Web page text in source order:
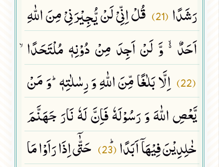
رَشَدًا (21)
قُلْ اِنِّیْ لَنْ یُّجِیْرَنِیْ مِنَ اللّٰهِ
اَحَدٌ ﳔ وَّ لَنْ اَجِدَ مِنْ دُوْنِهٖ مُلْتَحَدًاۙ
(22)
اِلَّا بَلٰغًا مِّنَ اللّٰهِ وَ رِسٰلٰتِهٖؕ-وَ مَنْ
یَّعْصِ اللّٰهَ وَ رَسُوْلَهٗ فَاِنَّ لَهٗ نَارَ جَهَنَّمَ
خٰلِدِیْنَ فِیْهَاۤ اَبَدًاﭤ(23)
حَتّٰۤى اِذَا رَاَوْا مَا